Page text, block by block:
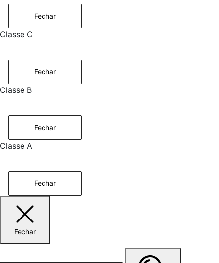
Fechar
Classe C
Fechar
Classe B
Fechar
Classe A
Fechar
Fechar